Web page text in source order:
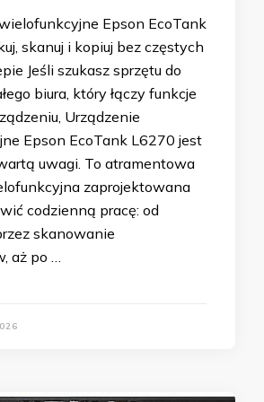
Epson EcoTank
skanuj i kopiuj bez częstych
Jeśli szukasz sprzętu do
biura, który łączy funkcje
Urządzenie
Epson EcoTank L6270 jest
uwagi. To atramentowa
zaprojektowana
codzienną pracę: od
skanowanie
aż po …